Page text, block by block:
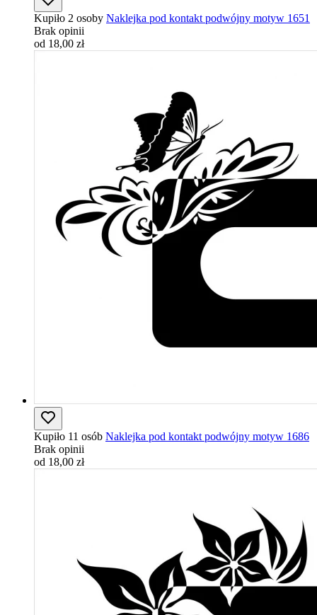
Kupiło 2 osoby Naklejka pod kontakt podwójny motyw 1651
Brak opinii
od 18,00 zł
Kupiło 11 osób Naklejka pod kontakt podwójny motyw 1686
Brak opinii
od 18,00 zł